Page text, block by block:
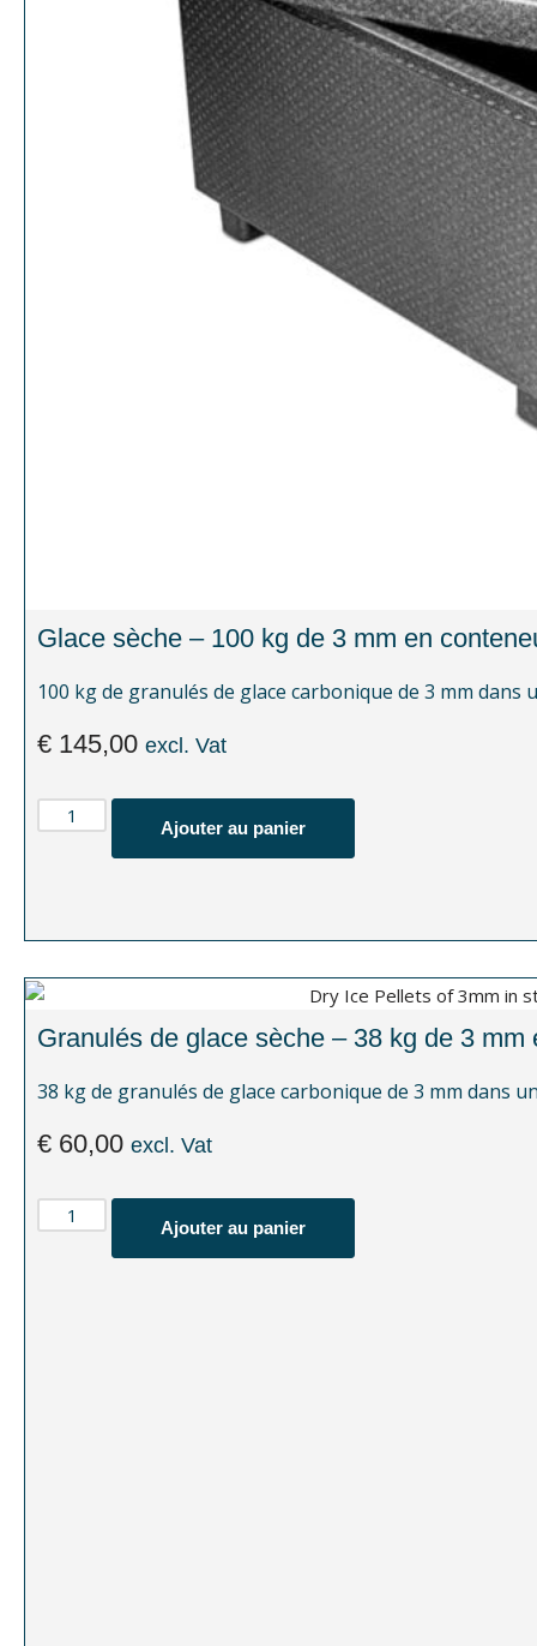
Glace sèche – 100 kg de 3 mm en
100 kg de granulés de glace carbonique de 3 mm dans
€ 145,00 excl. Vat
Ajouter au panier
Granulés de glace sèche – 38 kg de 3
38 kg de granulés de glace carbonique de 3 mm dans
€ 60,00 excl. Vat
Ajouter au panier